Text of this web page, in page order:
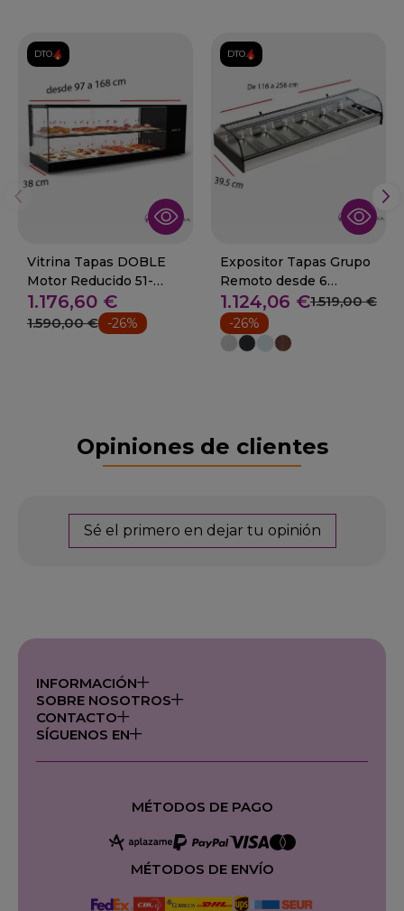
DTO.
Vitrina Tapas DOBLE
Motor Reducido 51-
LOGIC VTLG24P
1.176,60 €
1.590,00 € -26%
DTO.
Expositor Tapas Grupo
Remoto desde 6
Cubetas 1/3 08-MAR-
F6+
1.124,06 €1.519,00 €
-26%
Opiniones de clientes
Sé el primero en dejar tu opinión
INFORMACIÓN
SOBRE NOSOTROS
CONTACTO
SÍGUENOS EN
MÉTODOS DE PAGO
MÉTODOS DE ENVÍO